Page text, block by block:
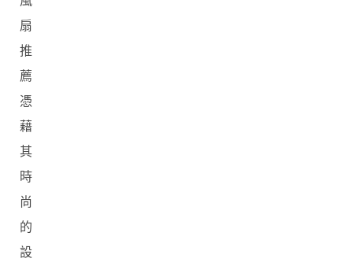
扇
推
薦
憑
藉
其
時
尚
的
設